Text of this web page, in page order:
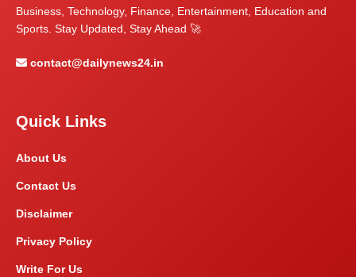
Business, Technology, Finance, Entertainment, Education and
Sports. Stay Updated, Stay Ahead 🚀
contact@dailynews24.in
Quick Links
About Us
Contact Us
Disclaimer
Privacy Policy
Write For Us